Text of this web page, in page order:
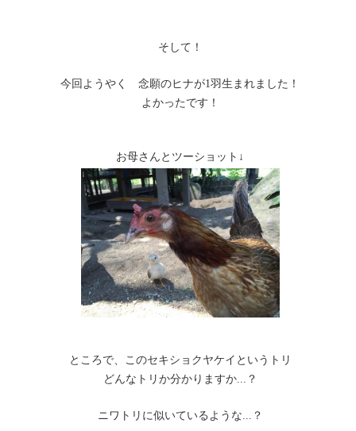
そして！
今回ようやく 念願のヒナが1羽生まれました！
よかったです！
お母さんとツーショット↓
ところで、このセキショクヤケイというトリ
どんなトリか分かりますか...？
ニワトリに似いているような...？